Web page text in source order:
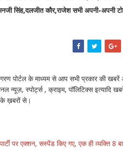
सिंह,दलजीत कौर,राजेश सभी अपनी-अपनी
पोर्टल के माध्यम से आप सभी प्रकार की
स्पोर्ट्स , क्राइम, पॉलिटिक्स इत्यादि खबरें
ख़बरों से।
पर एक्शन, सस्पेंड किए गए, एक ही व्यक्ति 8